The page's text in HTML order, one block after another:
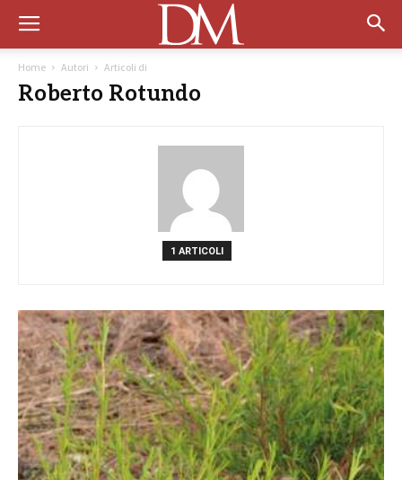
Home Autori Articoli di
Roberto Rotundo
1 ARTICOLI